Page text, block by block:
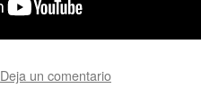
Deja un comentario